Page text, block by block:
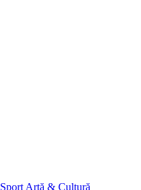
Sport Artă & Cultură